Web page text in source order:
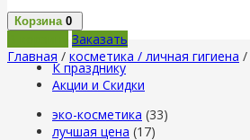
Корзина 0
Заказать
Главная / косметика / личная гигиена /
К празднику
Акции и Скидки
эко-косметика (33)
лучшая цена (17)